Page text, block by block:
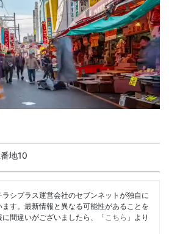
地10
シプラス運営会社のセブンネットが独自に
す。最新情報と異なる可能性があることを
間違いがございましたら、「 こちら 」より